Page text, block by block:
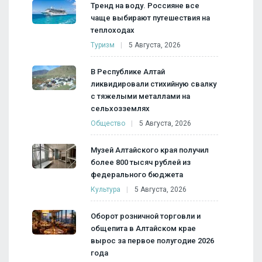
Тренд на воду. Россияне все
чаще выбирают путешествия на
теплоходах
Туризм 5 Августа, 2026
В Республике Алтай
ликвидировали стихийную свалку
с тяжелыми металлами на
сельхозземлях
Общество 5 Августа, 2026
Музей Алтайского края получил
более 800 тысяч рублей из
федерального бюджета
Культура 5 Августа, 2026
Оборот розничной торговли и
общепита в Алтайском крае
вырос за первое полугодие 2026
года